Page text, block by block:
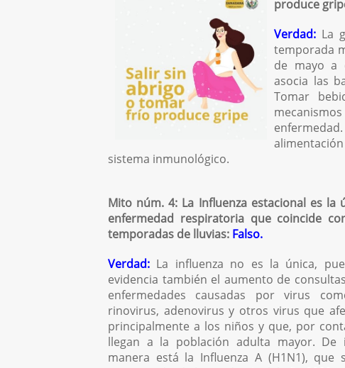
produce
Verdad: La
temporada
de mayo a
asocia las
Tomar
sistema inmunológico.
Mito núm. 4: La Influenza estacional es la
enfermedad respiratoria que coincide
temporadas de lluvias: Falso.
Verdad: La influenza no es la única,
evidencia también el aumento de
enfermedades causadas por virus
rinovirus, adenovirus y otros virus que
principalmente a los niños y que, por
llegan a la población adulta mayor. De
manera está la Influenza A (H1N1), que